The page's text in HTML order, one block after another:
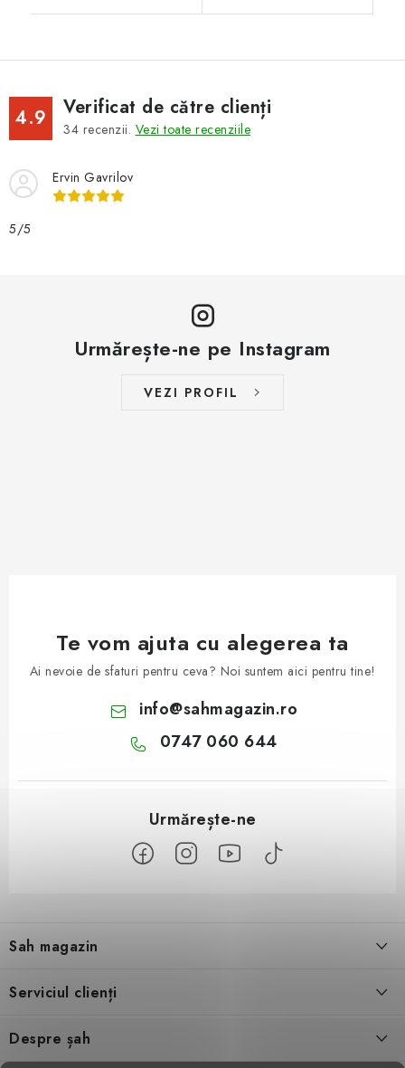
4.9 Verificat de către clienți
34 recenzii. Vezi toate recenziile
Ervin Gavrilov
5/5
Urmărește-ne pe Instagram
VEZI PROFIL
Te vom ajuta cu alegerea ta
Ai nevoie de sfaturi pentru ceva? Noi suntem aici pentru tine!
info@sahmagazin.ro
0747 060 644
b
o
Sah magazin
Serviciul clienți
Condiţii generale de vânzare
Despre șah